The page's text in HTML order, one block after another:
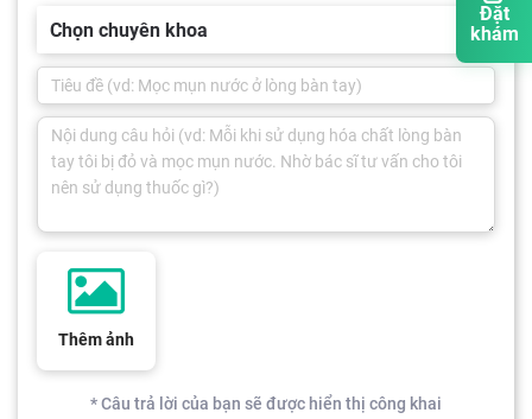
Đặt
khám
Chọn chuyên khoa
Thêm ảnh
* Câu trả lời của bạn sẽ được hiển thị công khai